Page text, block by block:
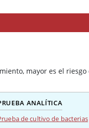
mayor es el riesgo
ANALÍTICA
de cultivo de bacterias